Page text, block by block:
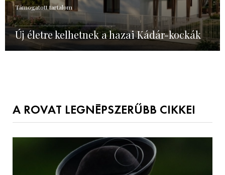
Támogatott tartalom
Új életre kelhetnek a hazai Kádár-kockák
A ROVAT LEGNÉPSZERŰBB CIKKEI